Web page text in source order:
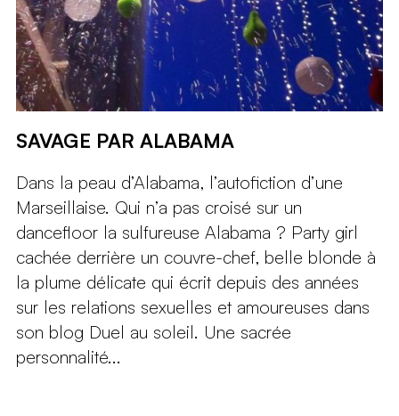
SAVAGE PAR ALABAMA
Dans la peau d’Alabama, l’autofiction d’une
Marseillaise. Qui n’a pas croisé sur un
dancefloor la sulfureuse Alabama ? Party girl
cachée derrière un couvre-chef, belle blonde à
la plume délicate qui écrit depuis des années
sur les relations sexuelles et amoureuses dans
son blog Duel au soleil. Une sacrée
personnalité...